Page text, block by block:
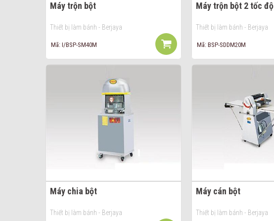
Máy trộn bột
Thiết bị làm bánh - Berjaya
Mã: I/BSP-SM40M
Máy trộn bột 2 tốc độ
Thiết bị làm bánh - Berjaya
Mã: BSP-SDDM20M
Máy chia bột
Thiết bị làm bánh - Berjaya
Máy cán bột
Thiết bị làm bánh - Berjaya